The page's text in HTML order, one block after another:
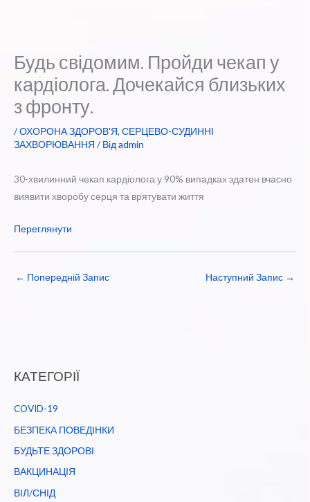
Будь свідомим. Пройди чекап у
кардіолога. Дочекайся близьких
з фронту.
/ОХОРОНА ЗДОРОВ'Я, СЕРЦЕВО-СУДИННІ
ЗАХВОРЮВАННЯ / Відadmin
30-хвилинний чекап кардіолога у 90% випадках здатен вчасно
виявити хворобу серця та врятувати життя
Переглянути
← Попередній Запис Наступний Запис →
КАТЕГОРІЇ
COVID-19
БЕЗПЕКА ПОВЕДІНКИ
БУДЬТЕ ЗДОРОВІ
ВАКЦИНАЦІЯ
ВІЛ/СНІД